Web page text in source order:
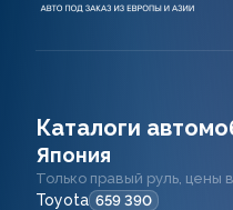
Каталоги
Япония
Только правый руль, цены
Toyota 659 390